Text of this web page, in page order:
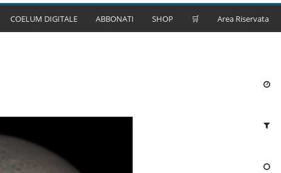
COELUM DIGITALE ABBONATI SHOP 🛒 Area Riservata